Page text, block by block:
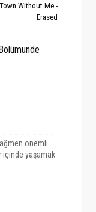
Without Me -
Erased
önemli
içinde yaşamak